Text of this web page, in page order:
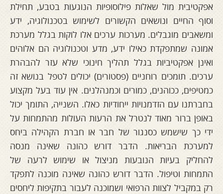
אפקטיבית מול שאלות פילוסופיות הנוגעות בטבע, תחילת
וסוף החיים ונושאים הקשורים לשימוש בטכנולוגיה, ידע
ומשאבים מוגבלים. מערכות ערכים אלו לוקות בגלל מערכת
אמונה שמתפקדת כאילו ידע, מדע וטכנולוגיה הם אלוהים
ואינן אפקטיביות בגלל תהליך חינוכי שלא עזר להבהרת
ערכים. תומכים רוחניים (פסטורים) יכולים לטפל בנושא זה
כמטיפים, ככוהנים, כמורים וכמנהלנים. אין עוד בעל מקצוע
בחברתנו עם הזדמנויות ייחודיות כאלו. השנייה, התומך יכול
באופן ברור מאוד לנטרל את הרעות העולות מהתמחות על
ידי כך שישמש כסנגור של חבר או חברת הקהילה ביחס
למערכת הבריאות. הדבר דורש כהונה שאינה מנסה
להחליק בעיות הנובעות מניצול או שימוש לרעה של
התמחות וטיפול. הדבר דורש כהונה שאינה מוכנה לתפקד
רק במקביל לצוות הרפואי ושמוכנה לעבור בתקיפות ליחסים